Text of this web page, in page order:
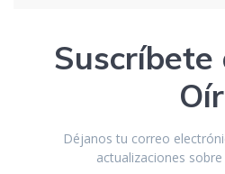
Suscríbete
Oír
Déjanos tu correo
actualizaciones